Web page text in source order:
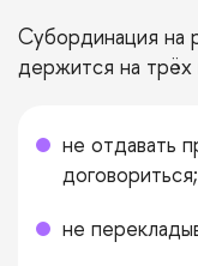
Субординация на
держится на трёх
не отдавать
договориться;
не